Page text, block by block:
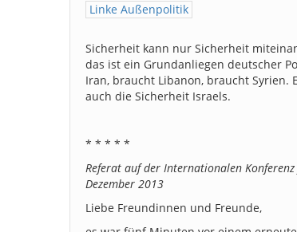
Linke Außenpolitik
Sicherheit kann nur Sicherheit
das ist ein Grundanliegen deutscher
Iran, braucht Libanon, braucht Syrien.
auch die Sicherheit Israels.
* * * * *
Referat auf der Internationalen
Dezember 2013
Liebe Freundinnen und Freunde,